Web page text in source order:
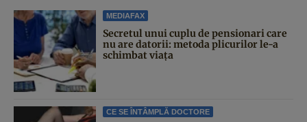
MEDIAFAX
Secretul unui cuplu de pensionari care
nu are datorii: metoda plicurilor le-a
schimbat viața
CE SE ÎNTÂMPLĂ DOCTORE